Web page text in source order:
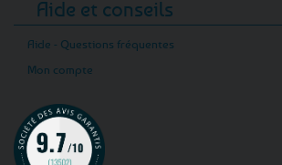
Aide et conseils
Aide - Questions fréquentes
Mon compte